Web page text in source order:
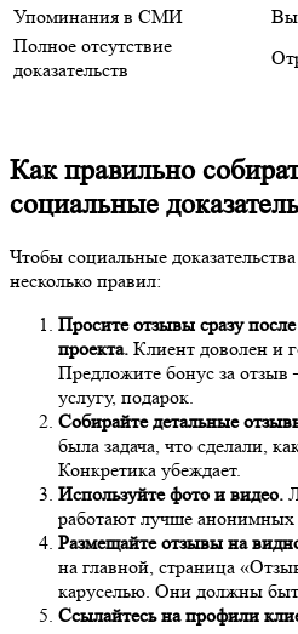
Упоминания в СМИ
Полное отсутствие
доказательств
Как правильно
социальные
Чтобы социальные
несколько правил:
Просите отзывы сразу
проекта. Клиент доволен и
Предложите бонус за
услугу, подарок.
Собирайте детальные
была задача, что сделали,
Конкретика убеждает.
Используйте фото и видео.
работают лучше анонимных
Размещайте отзывы на
на главной, страница
каруселью. Они должны
Ссылайтесь на профили